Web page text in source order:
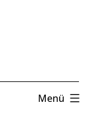
Menü